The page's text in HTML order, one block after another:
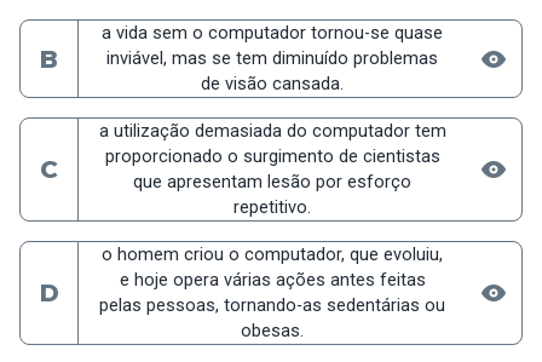
B
a vida sem o computador tornou-se quase
inviável, mas se tem diminuído problemas
de visão cansada.
C
a utilização demasiada do computador tem
proporcionado o surgimento de cientistas
que apresentam lesão por esforço
repetitivo.
D
o homem criou o computador, que evoluiu,
e hoje opera várias ações antes feitas
pelas pessoas, tornando-as sedentárias ou
obesas.